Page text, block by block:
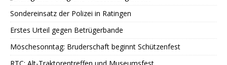
Sondereinsatz der Polizei in Ratingen
Erstes Urteil gegen Betrügerbande
Möschesonntag: Bruderschaft beginnt Schützenfest
RTC: Alt-Traktorentreffen und Museumsfest